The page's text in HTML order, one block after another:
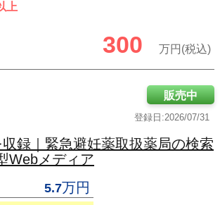
上
300 万円(税込)
登録日:2026/07/31
販売中
録｜緊急避妊薬取扱薬局の検索
Webメディア
5.7万円